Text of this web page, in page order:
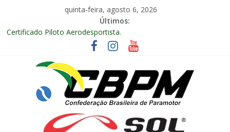
quinta-feira, agosto 6, 2026
Últimos:
Certificado Piloto Aerodesportista.
Encontro Nacional de Aerodesporto no Arraiá Aéreo realizado
no Aeroclube de Bauru – SP.
Anuidade 2026
Arraiá Aéreo 2025 em Bauru – SP
Decisão Nº 675, 16 anos.